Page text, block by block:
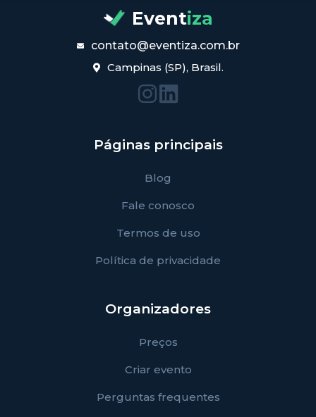
Eventiza
contato@eventiza.com.br
Campinas (SP), Brasil.
Páginas principais
Blog
Fale conosco
Termos de uso
Política de privacidade
Organizadores
Preços
Criar evento
Perguntas frequentes